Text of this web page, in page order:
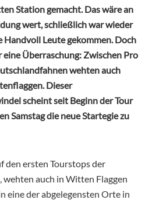
Station gemacht. Das wäre an
wert, schließlich war wieder
Handvoll Leute gekommen. Doch
eine Überraschung: Zwischen Pro
wehten auch
Dieser
scheint seit Beginn der Tour
Samstag die neue Startegie zu
den ersten Tourstops der
, wehten auch in Witten Flaggen
eine der abgelegensten Orte in